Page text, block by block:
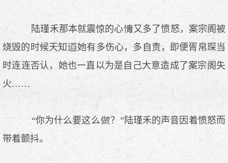
陆瑾禾那本就震惊的心
又多了愤怒，案宗阁被
烧毁的时候天知
她有多伤心，多自责，即便胥帛琛当
时连连否认，她也一直以为是自己大意造成了案宗阁失
火……
“你为什么要这么
？”陆瑾禾的声音因着愤怒而
带着颤抖。